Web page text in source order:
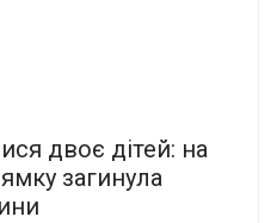
двоє дітей: на
загинула